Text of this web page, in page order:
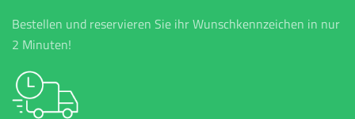
Bestellen und reservieren Sie ihr Wunschkennzeichen in nur
2 Minuten!